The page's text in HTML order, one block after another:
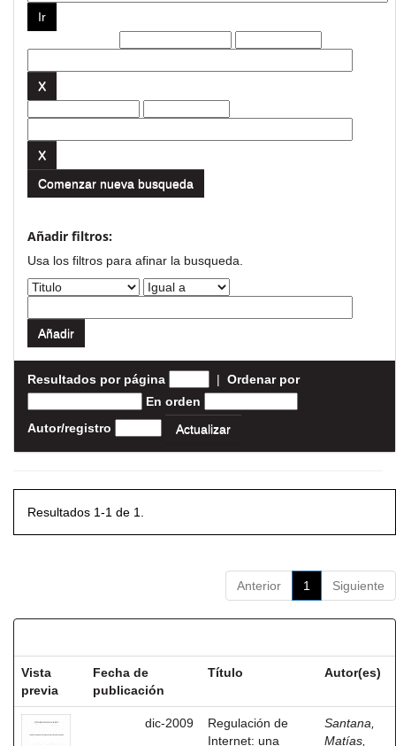
Comenzar nueva busqueda
Añadir filtros:
Usa los filtros para afinar la busqueda.
Resultados por página | Ordenar por
En orden
Autor/registro
Resultados 1-1 de 1.
Anterior 1 Siguiente
Vista
previa
Fecha de
publicación
Título Autor(es)
dic-2009
Regulación de
Internet: una
Santana,
Matías,